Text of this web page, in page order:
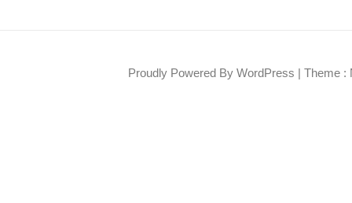
Proudly Powered By WordPress | Theme :